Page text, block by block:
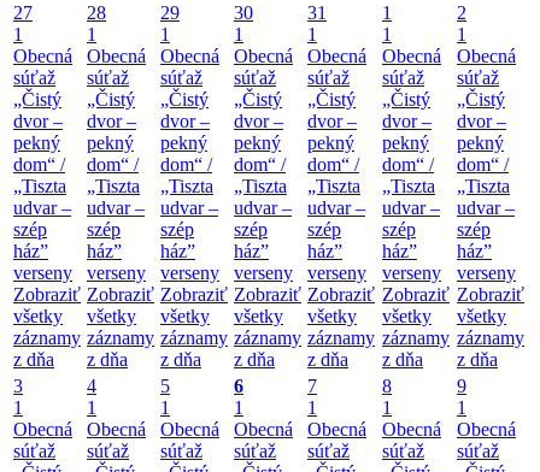
27
1
Obecná
súťaž
„Čistý
dvor –
pekný
dom“ /
„Tiszta
udvar –
szép
ház”
verseny
Zobraziť
všetky
záznamy
z dňa
28
1
Obecná
súťaž
„Čistý
dvor –
pekný
dom“ /
„Tiszta
udvar –
szép
ház”
verseny
Zobraziť
všetky
záznamy
z dňa
29
1
Obecná
súťaž
„Čistý
dvor –
pekný
dom“ /
„Tiszta
udvar –
szép
ház”
verseny
Zobraziť
všetky
záznamy
z dňa
30
1
Obecná
súťaž
„Čistý
dvor –
pekný
dom“ /
„Tiszta
udvar –
szép
ház”
verseny
Zobraziť
všetky
záznamy
z dňa
31
1
Obecná
súťaž
„Čistý
dvor –
pekný
dom“ /
„Tiszta
udvar –
szép
ház”
verseny
Zobraziť
všetky
záznamy
z dňa
1
1
Obecná
súťaž
„Čistý
dvor –
pekný
dom“ /
„Tiszta
udvar –
szép
ház”
verseny
Zobraziť
všetky
záznamy
z dňa
2
1
Obecná
súťaž
„Čistý
dvor –
pekný
dom“ /
„Tiszta
udvar –
szép
ház”
verseny
Zobraziť
všetky
záznamy
z dňa
3
1
Obecná
súťaž
4
1
Obecná
súťaž
5
1
Obecná
súťaž
6
1
Obecná
súťaž
7
1
Obecná
súťaž
8
1
Obecná
súťaž
9
1
Obecná
súťaž